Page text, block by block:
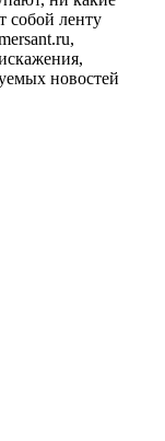
собой ленту
новостей